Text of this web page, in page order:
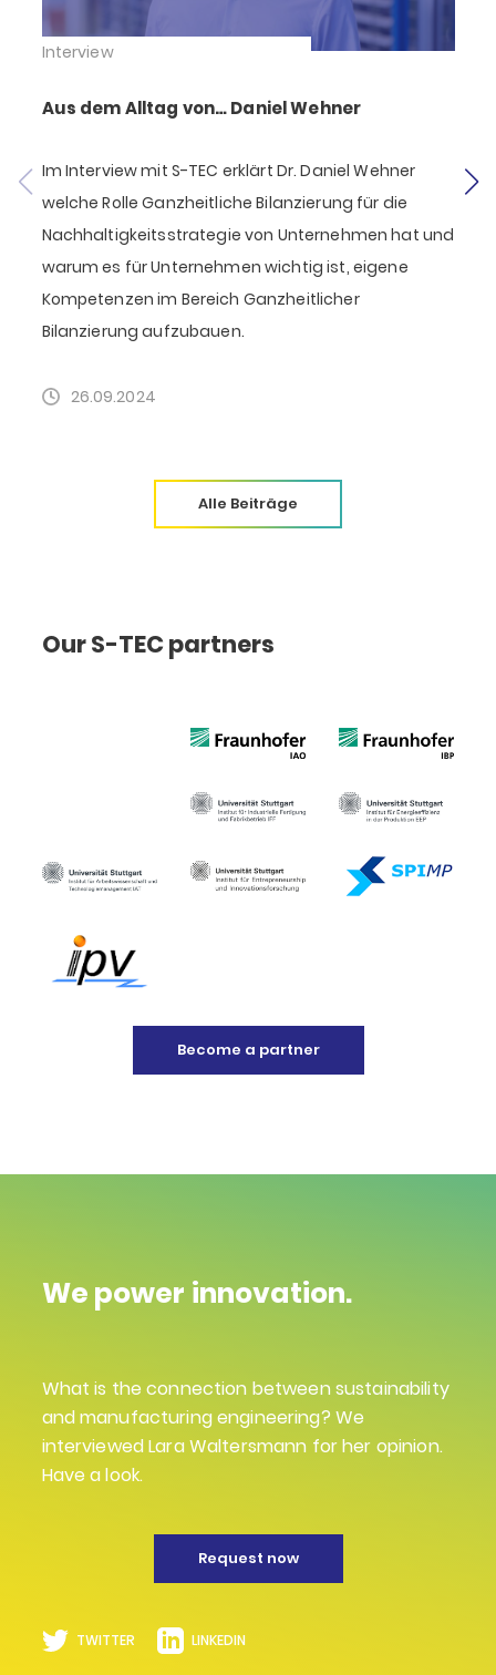
Interview
Aus dem Alltag von… Daniel Wehner
Im Interview mit S-TEC erklärt Dr. Daniel Wehner
welche Rolle Ganzheitliche Bilanzierung für die
Nachhaltigkeitsstrategie von Unternehmen hat und
warum es für Unternehmen wichtig ist, eigene
Kompetenzen im Bereich Ganzheitlicher
Bilanzierung aufzubauen.
26.09.2024
Alle Beiträge
Our S-TEC partners
Become a partner
We power innovation.
What is the connection between sustainability
and manufacturing engineering? We
interviewed Lara Waltersmann for her opinion.
Have a look.
Request now
TWITTER LINKEDIN